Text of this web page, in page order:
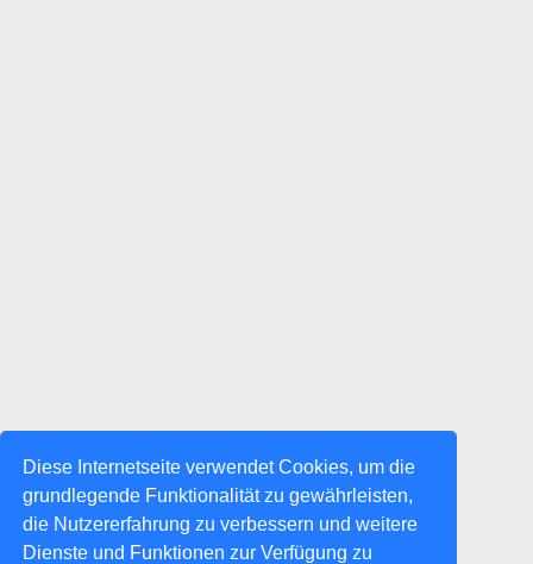
Diese Internetseite verwendet Cookies, um die
grundlegende Funktionalität zu gewährleisten,
die Nutzererfahrung zu verbessern und weitere
Dienste und Funktionen zur Verfügung zu